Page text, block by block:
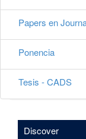
Papers en
Ponencia
Tesis - CADS
Discover